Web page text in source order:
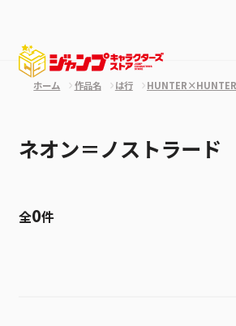
ホーム 作品名 は行 HUNTER×HUNTER
ネオン＝ノストラード
全0件